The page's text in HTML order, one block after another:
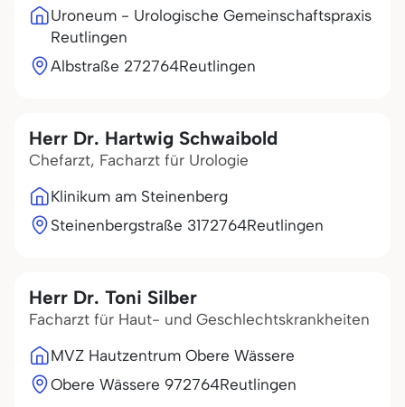
Uroneum - Urologische Gemeinschaftspraxis
Reutlingen
Albstraße 272764Reutlingen
Herr Dr. Hartwig Schwaibold
Chefarzt, Facharzt für Urologie
Klinikum am Steinenberg
Steinenbergstraße 3172764Reutlingen
Herr Dr. Toni Silber
Facharzt für Haut- und Geschlechtskrankheiten
MVZ Hautzentrum Obere Wässere
Obere Wässere 972764Reutlingen